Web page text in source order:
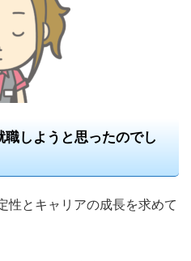
しようと思ったのでし
性とキャリアの成長を求めて